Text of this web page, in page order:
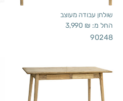
שולחן עבודה מעוצב
החל מ: 3,990 ₪
90248